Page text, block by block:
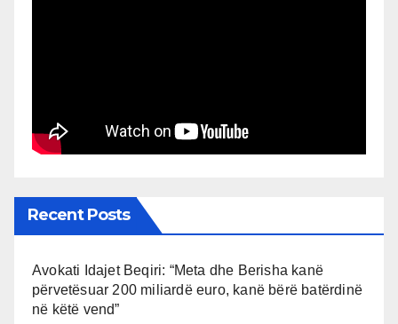
Recent Posts
Avokati Idajet Beqiri: “Meta dhe Berisha kanë
përvetësuar 200 miliardë euro, kanë bërë batërdinë
në këtë vend”